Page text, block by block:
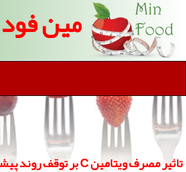
مین فود
تاثیر مصرف ویتامین C بر توقف روند پیشرفت سرطان خون